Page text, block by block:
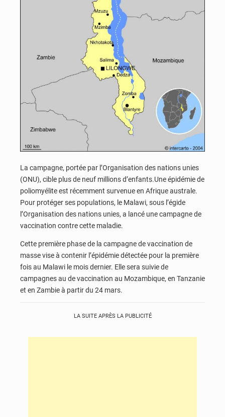
La campagne, portée par l’Organisation des nations unies
(ONU), cible plus de neuf millions d’enfants.Une épidémie de
poliomyélite est récemment survenue en Afrique australe.
Pour protéger ses populations, le Malawi, sous l’égide
l’Organisation des nations unies, a lancé une campagne de
vaccination contre cette maladie.
Cette première phase de la campagne de vaccination de
masse vise à contenir l’épidémie détectée pour la première
fois au Malawi le mois dernier. Elle sera suivie de
campagnes au de vaccination au Mozambique, en Tanzanie
et en Zambie à partir du 24 mars.
LA SUITE APRÈS LA PUBLICITÉ